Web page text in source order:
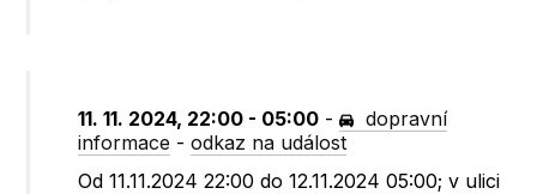
11. 11. 2024, 22:00 - 05:00 -
dopravní
informace -odkaz na událost
Od 11.11.2024 22:00 do 12.11.2024 05:00; v ulici